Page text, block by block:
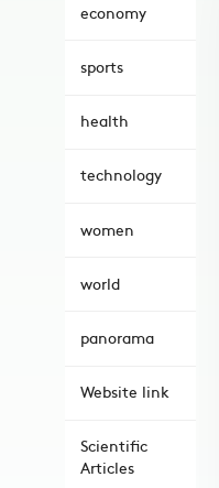
economy
sports
health
technology
women
world
panorama
Website link
Scientific
Articles